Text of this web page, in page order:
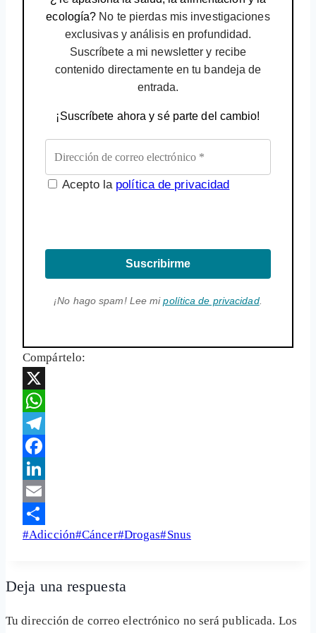
ecología? No te pierdas mis investigaciones
exclusivas y análisis en profundidad.
Suscríbete a mi newsletter y recibe
contenido directamente en tu bandeja de
entrada.
¡Suscríbete ahora y sé parte del cambio!
Acepto la política de privacidad
Suscribirme
¡No hago spam! Lee mipolítica de privacidad.
Compártelo:
X
WhatsApp
Telegram
Facebook
LinkedIn
Email
Share
Etiquetas
entrada:
#Adicción#Cáncer#Drogas#Snus
Deja una respuesta
Tu dirección de correo electrónico no será publicada. Los